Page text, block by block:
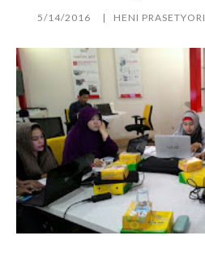
5/14/2016 HENI